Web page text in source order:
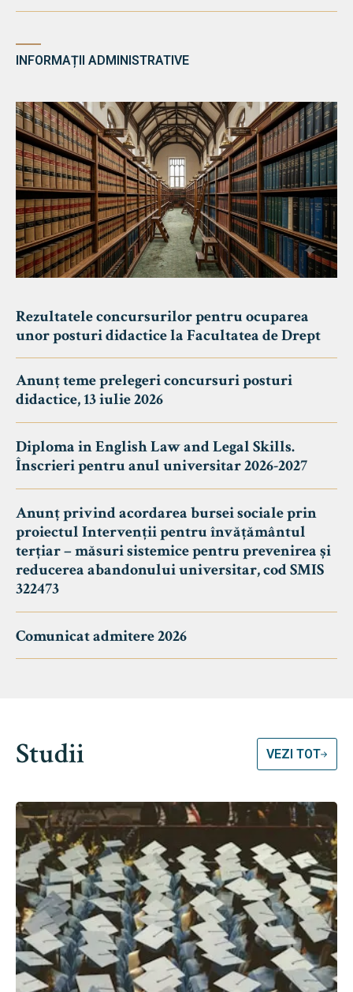
INFORMAȚII ADMINISTRATIVE
Rezultatele concursurilor pentru ocuparea
unor posturi didactice la Facultatea de Drept
Anunț teme prelegeri concursuri posturi
didactice, 13 iulie 2026
Diploma in English Law and Legal Skills.
Înscrieri pentru anul universitar 2026-2027
Anunț privind acordarea bursei sociale prin
proiectul Intervenții pentru învățământul
terțiar – măsuri sistemice pentru prevenirea și
reducerea abandonului universitar, cod SMIS
322473
Comunicat admitere 2026
Studii VEZI TOT